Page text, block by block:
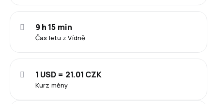
Čas letu z Vídně
9 h 15 min
Kurz měny
1 USD = 21.01 CZK